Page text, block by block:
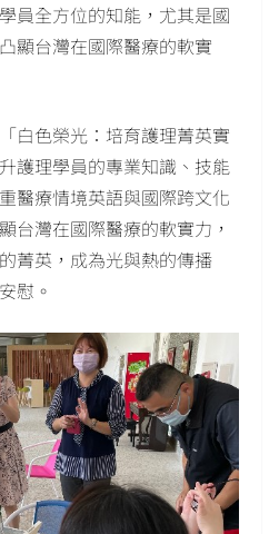
員全方位的知能，尤其是國
顯台灣在國際醫療的軟實
白色榮光：培育護理菁英實
護理學員的專業知識、技能
醫療情境英語與國際跨文化
台灣在國際醫療的軟實力，
菁英，成為光與熱的傳播
慰。